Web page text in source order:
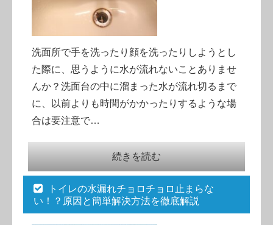
洗面所で手を洗ったり顔を洗ったりしようとし
た際に、思うように水が流れないことありませ
んか？洗面台の中に溜まった水が流れ切るまで
に、以前よりも時間がかかったりするような場
合は要注意で…
続きを読む
トイレの水漏れチョロチョロ止まらな
い！？原因と簡単解決方法を徹底解説